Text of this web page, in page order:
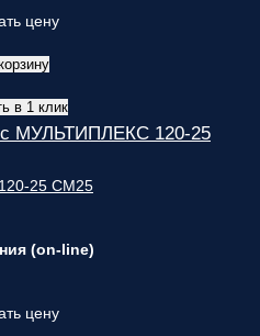
цену
в 1 клик
МУЛЬТИПЛЕКС 120-25
(on-line)
цену